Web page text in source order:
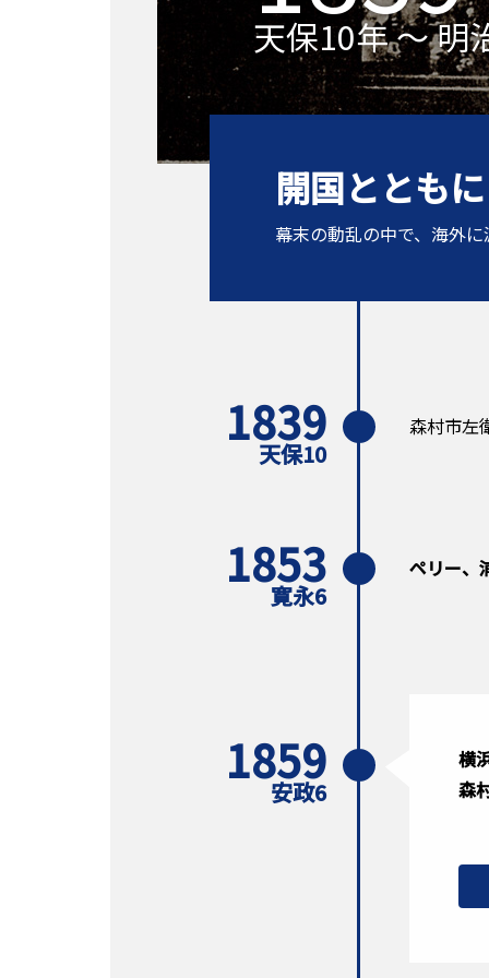
天保10年 ～ 明
開国ととも
幕末の動乱の中で、海外
1839
天保10
森村市左
1853
寛永6
ペリー、
1859
安政6
横
森